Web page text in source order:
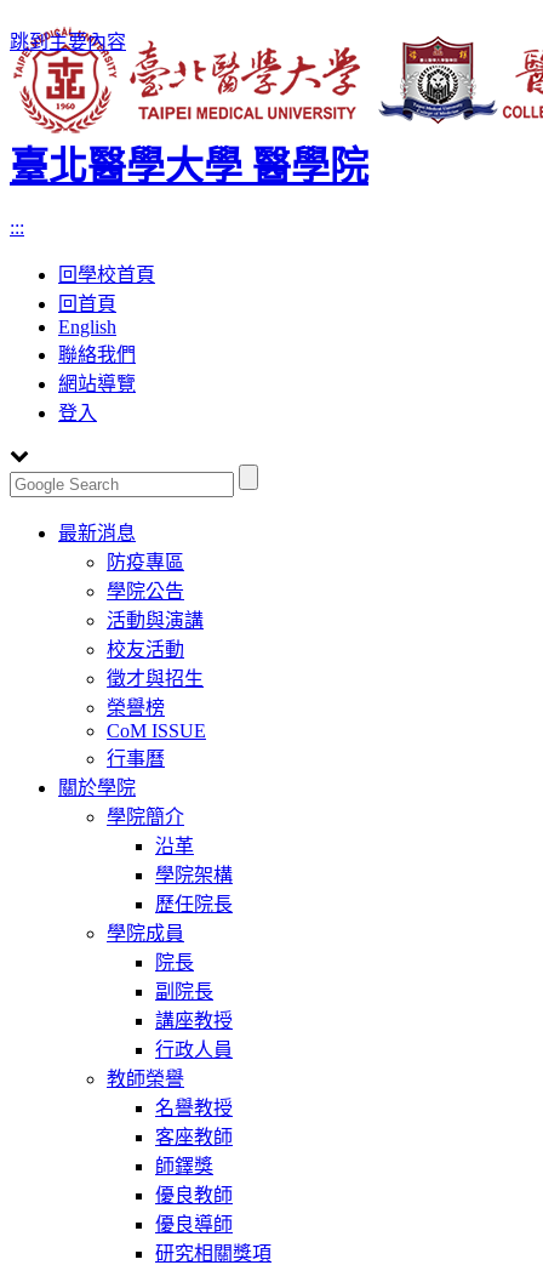
跳到主要內容
臺北醫學大學 醫學院
:::
回學校首頁
回首頁
English
聯絡我們
網站導覽
登入
Toggle
navigation
最新消息
防疫專區
學院公告
活動與演講
校友活動
徵才與招生
榮譽榜
CoM ISSUE
行事曆
關於學院
學院簡介
沿革
學院架構
歷任院長
學院成員
院長
副院長
講座教授
行政人員
教師榮譽
名譽教授
客座教師
師鐸獎
優良教師
優良導師
研究相關獎項